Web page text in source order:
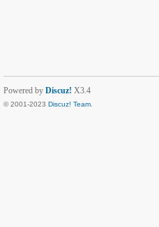
Powered by Discuz! X3.4
© 2001-2023 Discuz! Team